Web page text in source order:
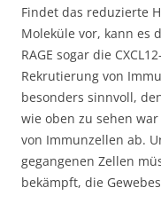
Findet das reduzierte
Moleküle vor, kann es
RAGE sogar die
Rekrutierung von
besonders sinnvoll,
wie oben zu sehen
von Immunzellen ab.
gegangenen Zellen
bekämpft, die